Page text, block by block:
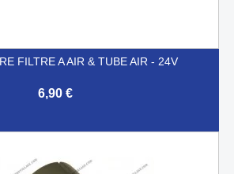
FILTRE A AIR & TUBE AIR - 24V
6,90 €